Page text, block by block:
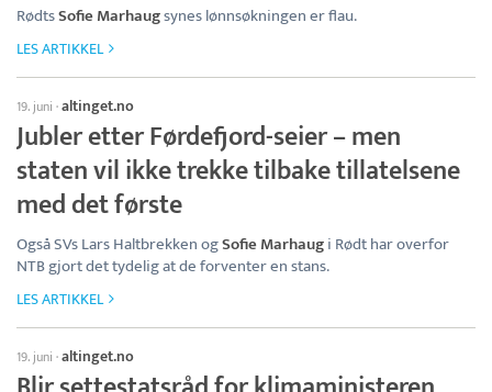
RødtsSofie Marhaugsynes lønnsøkningen er flau.
LES ARTIKKEL
19. juni ·altinget.no
Jubler etter Førdefjord-seier – men
staten vil ikke trekke tilbake tillatelsene
med det første
Også SVs Lars Haltbrekken ogSofie Marhaugi Rødt har overfor
NTB gjort det tydelig at de forventer en stans.
LES ARTIKKEL
19. juni ·altinget.no